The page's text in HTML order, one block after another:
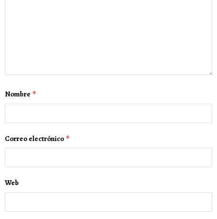
Nombre *
Correo electrónico *
Web